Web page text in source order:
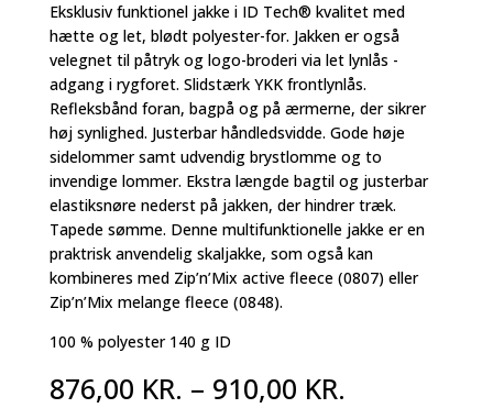
Eksklusiv funktionel jakke i ID Tech® kvalitet med
hætte og let, blødt polyester-for. Jakken er også
velegnet til påtryk og logo-broderi via let lynlås -
adgang i rygforet. Slidstærk YKK frontlynlås.
Refleksbånd foran, bagpå og på ærmerne, der sikrer
høj synlighed. Justerbar håndledsvidde. Gode høje
sidelommer samt udvendig brystlomme og to
invendige lommer. Ekstra længde bagtil og justerbar
elastiksnøre nederst på jakken, der hindrer træk.
Tapede sømme. Denne multifunktionelle jakke er en
praktrisk anvendelig skaljakke, som også kan
kombineres med Zip’n’Mix active fleece (0807) eller
Zip’n’Mix melange fleece (0848).
100 % polyester 140 g ID
876,00 KR. – 910,00 KR.